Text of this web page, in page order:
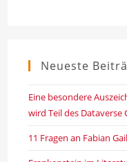
Neueste
Eine besondere
wird Teil des Dataverse
11 Fragen an Fabian Gail